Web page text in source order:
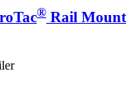
® Rail Mount